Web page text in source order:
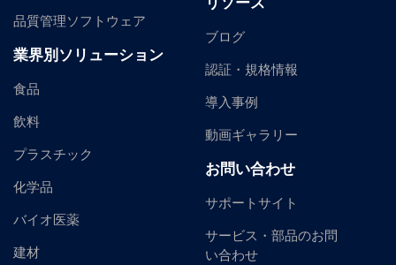
品質管理ソフトウェア
業界別ソリューション
食品
飲料
プラスチック
化学品
バイオ医薬
建材
ブログ
認証・規格情報
導入事例
動画ギャラリー
お問い合わせ
サポートサイト
サービス・部品のお問
い合わせ